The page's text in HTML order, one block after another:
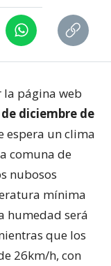
la página web
de diciembre de
espera un clima
comuna de
nubosos
mínima
humedad será
que los
26km/h, con